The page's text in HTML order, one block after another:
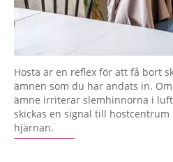
Hosta är en reflex för att få bort
ämnen som du har andats in.
ämne irriterar slemhinnorna i
skickas en signal till hostcentrum
hjärnan.